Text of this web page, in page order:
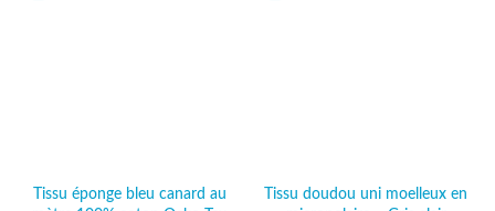
Tissu éponge bleu canard au
Tissu doudou uni moelleux en